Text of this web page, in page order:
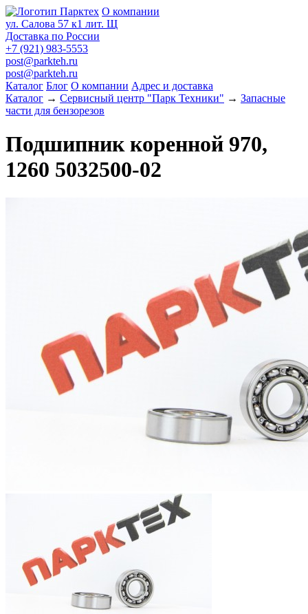
О компании
ул. Салова 57 к1 лит. Щ
Доставка по России
+7 (921) 983-5553
post@parkteh.ru
post@parkteh.ru
Каталог Блог О компании Адрес и доставка
Каталог → Сервисный центр "Парк Техники" → Запасные
части для бензорезов
Подшипник коренной 970,
1260 5032500-02